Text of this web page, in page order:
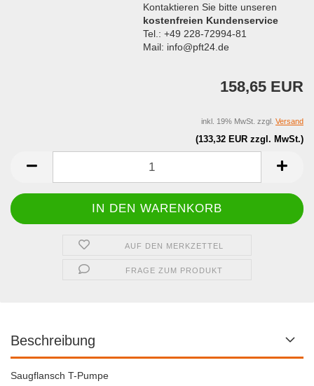
Kontaktieren Sie bitte unseren
kostenfreien Kundenservice
Tel.: +49 228-72994-81
Mail: info@pft24.de
158,65 EUR
(133,32 EUR zzgl. MwSt.)
inkl. 19% MwSt. zzgl. Versand
AUF DEN MERKZETTEL
FRAGE ZUM PRODUKT
Beschreibung
Saugflansch T-Pumpe